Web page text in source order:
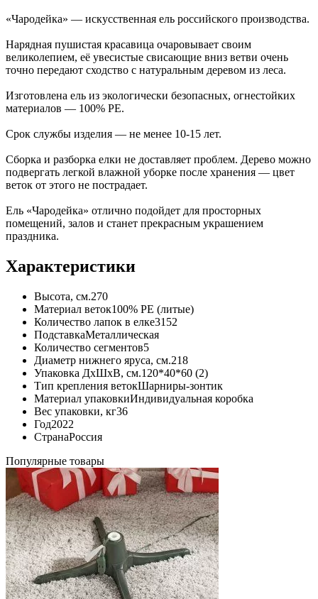
«Чародейка» — искусственная ель российского производства.
Нарядная пушистая красавица очаровывает своим
великолепием, её увесистые свисающие вниз ветви очень
точно передают сходство с натуральным деревом из леса.
Изготовлена ель из экологически безопасных, огнестойких
материалов — 100% РЕ.
Срок службы изделия — не менее 10-15 лет.
Сборка и разборка елки не доставляет проблем. Дерево можно
подвергать легкой влажной уборке после хранения — цвет
веток от этого не пострадает.
Ель «Чародейка» отлично подойдет для просторных
помещений, залов и станет прекрасным украшением
праздника.
Характеристики
Высота, см.270
Материал веток100% PE (литые)
Количество лапок в елке3152
ПодставкаМеталлическая
Количество сегментов5
Диаметр нижнего яруса, см.218
Упаковка ДхШхВ, см.120*40*60 (2)
Тип крепления ветокШарниры-зонтик
Материал упаковкиИндивидуальная коробка
Вес упаковки, кг36
Год2022
СтранаРоссия
Популярные товары